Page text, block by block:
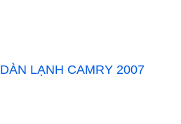
DÀN LẠNH CAMRY 2007